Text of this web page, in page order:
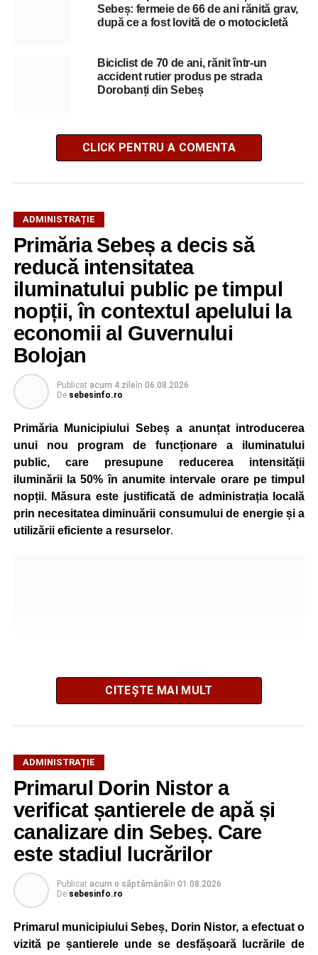
Sebeș: fermeie de 66 de ani rănită grav,
după ce a fost lovită de o motocicletă
Biciclist de 70 de ani, rănit într-un
accident rutier produs pe strada
Dorobanți din Sebeș
CLICK PENTRU A COMENTA
ADMINISTRAȚIE
Primăria Sebeș a decis să
reducă intensitatea
iluminatului public pe timpul
nopții, în contextul apelului la
economii al Guvernului
Bolojan
Publicat acum 4 zileîn 06.08.2026
De sebesinfo.ro
Primăria Municipiului Sebeș a anunțat introducerea
unui nou program de funcționare a iluminatului
public, care presupune reducerea intensității
iluminării la 50% în anumite intervale orare pe timpul
nopții. Măsura este justificată de administrația locală
prin necesitatea diminuării consumului de energie și a
utilizării eficiente a resurselor.
Potrivit autorităților locale, sistemul de iluminat public este
gestionat printr-un program automatizat de telegestiune,
care reglează intensitatea luminii în funcție de orele
exacte de apus și răsărit ale soarelui. Chiar dacă nivelul
de iluminare va fi redus în anumite intervale, iluminatul
stradal va rămâne funcțional pe întreaga durată a nopții.
Reprezentanții Primăriei Sebeș precizează că măsura nu
va afecta siguranța traficului rutier și pietonal, iar
vizibilitatea pe străzile municipiului va fi menținută la un
nivel corespunzător.
CITEȘTE MAI MULT
ADMINISTRAȚIE
Primarul Dorin Nistor a
verificat șantierele de apă și
canalizare din Sebeș. Care
este stadiul lucrărilor
Publicat acum o săptămânăîn 01.08.2026
De sebesinfo.ro
Primarul municipiului Sebeș, Dorin Nistor, a efectuat o
vizită pe șantierele unde se desfășoară lucrările de